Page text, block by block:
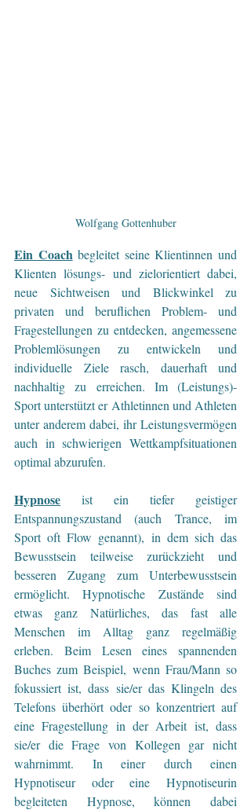
Wolfgang Gottenhuber
Ein Coach begleitet seine Klientinnen und
Klienten lösungs- und zielorientiert dabei,
neue Sichtweisen und Blickwinkel zu
privaten und beruflichen Problem- und
Fragestellungen zu entdecken, angemessene
Problemlösungen zu entwickeln und
individuelle Ziele rasch, dauerhaft und
nachhaltig zu erreichen. Im (Leistungs)-
Sport unterstützt er Athletinnen und Athleten
unter anderem dabei, ihr Leistungsvermögen
auch in schwierigen Wettkampfsituationen
optimal abzurufen.
Hypnose ist ein tiefer geistiger
Entspannungszustand (auch Trance, im
Sport oft Flow genannt), in dem sich das
Bewusstsein teilweise zurückzieht und
besseren Zugang zum Unterbewusstsein
ermöglicht. Hypnotische Zustände sind
etwas ganz Natürliches, das fast alle
Menschen im Alltag ganz regelmäßig
erleben. Beim Lesen eines spannenden
Buches zum Beispiel, wenn Frau/Mann so
fokussiert ist, dass sie/er das Klingeln des
Telefons überhört oder so konzentriert auf
eine Fragestellung in der Arbeit ist, dass
sie/er die Frage von Kollegen gar nicht
wahrnimmt. In einer durch einen
Hypnotiseur oder eine Hypnotiseurin
begleiteten Hypnose, können dabei